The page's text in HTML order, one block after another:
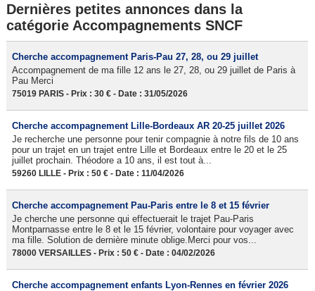
Dernières petites annonces dans la
catégorie Accompagnements SNCF
Cherche accompagnement Paris-Pau 27, 28, ou 29 juillet
Accompagnement de ma fille 12 ans le 27, 28, ou 29 juillet de Paris à
Pau Merci
75019 PARIS - Prix : 30 € - Date : 31/05/2026
Cherche accompagnement Lille-Bordeaux AR 20-25 juillet 2026
Je recherche une personne pour tenir compagnie à notre fils de 10 ans
pour un trajet en un trajet entre Lille et Bordeaux entre le 20 et le 25
juillet prochain. Théodore a 10 ans, il est tout à...
59260 LILLE - Prix : 50 € - Date : 11/04/2026
Cherche accompagnement Pau-Paris entre le 8 et 15 février
Je cherche une personne qui effectuerait le trajet Pau-Paris
Montparnasse entre le 8 et le 15 février, volontaire pour voyager avec
ma fille. Solution de dernière minute oblige.Merci pour vos...
78000 VERSAILLES - Prix : 50 € - Date : 04/02/2026
Cherche accompagnement enfants Lyon-Rennes en février 2026